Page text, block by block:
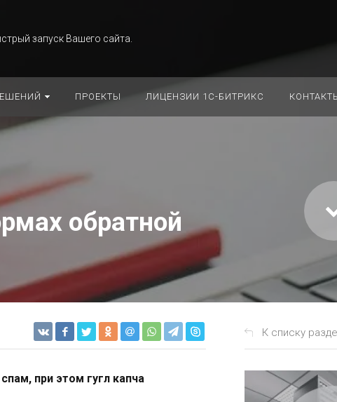
запуск Вашего сайта.
ПРОЕКТЫ ЛИЦЕНЗИИ 1С-БИТРИКС
обратной
при этом гугл капча
К списку